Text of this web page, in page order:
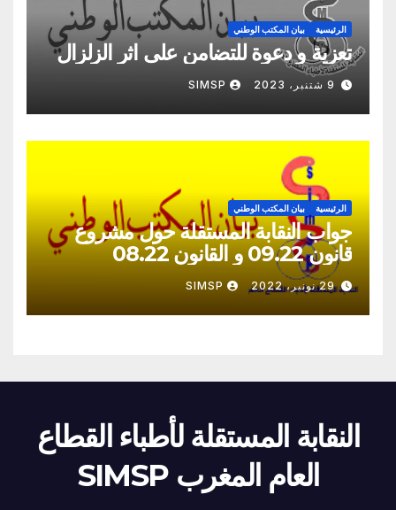
الرئيسية بيان المكتب الوطني
تعزية و دعوة للتضامن على اثر الزلزال
9 شتنبر، 2023 SIMSP
الرئيسية بيان المكتب الوطني
جواب النقابة المستقلة حول مشروع
قانون 09.22 و القانون 08.22
29 نونبر، 2022 SIMSP
النقابة المستقلة لأطباء القطاع
العام المغرب SIMSP